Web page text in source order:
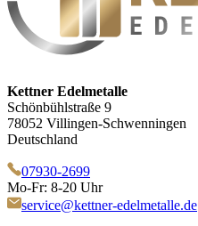
Kettner Edelmetalle
Schönbühlstraße 9
78052 Villingen-Schwenningen
Deutschland
07930-2699
Mo-Fr: 8-20 Uhr
service@kettner-edelmetalle.de